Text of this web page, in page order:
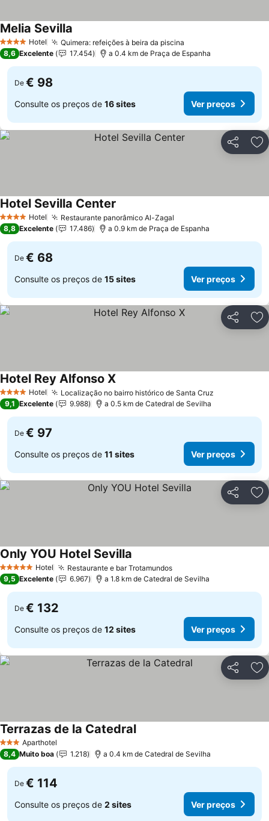
4 EstrelasHotel Quimera: refeições à beira da piscina
Melia Sevilla
8,6 Excelente 17.454 a 0.4 km de Praça de Espanha
De € 98
Consulte os preços de 16 sites Ver preços
Partilhar
4 EstrelasHotel Restaurante panorâmico Al-Zagal
Hotel Sevilla Center
8,8 Excelente 17.486 a 0.9 km de Praça de Espanha
De € 68
Consulte os preços de 15 sites Ver preços
Partilhar
4 EstrelasHotel Localização no bairro histórico de Santa Cruz
Hotel Rey Alfonso XVer preços
9,1 Excelente 9.988 a 0.5 km de Catedral de Sevilha
De € 97
Consulte os preços de 11 sites Ver preços
Partilhar
5 Estrelas Hotel Restaurante e bar TrotamundosVer preços
Only YOU Hotel Sevilla
9,5 Excelente 6.967 a 1.8 km de Catedral de Sevilha
De € 132
Consulte os preços de 12 sites Ver preços
Partilhar
3 EstrelasAparthotel
Terrazas de la CatedralVer preços
8,4 Muito boa 1.218 a 0.4 km de Catedral de Sevilha
De € 114
Consulte os preços de 2 sites Ver preços